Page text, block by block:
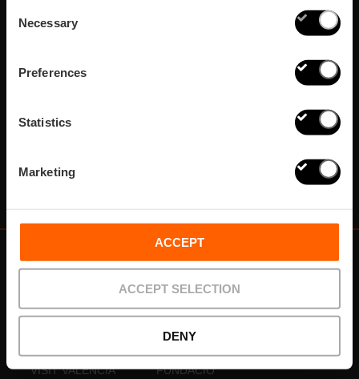
Selection
Necessary
Preferences
Statistics
Marketing
ACCEPT
ACCEPT SELECTION
DENY
Newsletter!
VISIT VALENCIA
FUNDACIÓ